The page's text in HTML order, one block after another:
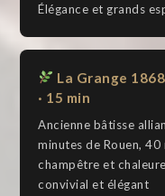
Élégance et grands
La Grange
· 15 min
Ancienne bâtisse
minutes de Rouen,
champêtre et
convivial et élégant